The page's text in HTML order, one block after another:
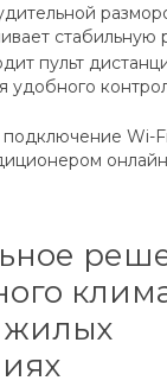
стабильную
пульт
удобного
Wi-
жилых